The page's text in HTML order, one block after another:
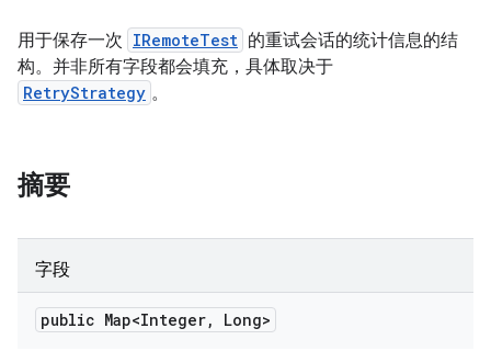
用于保存一次 IRemoteTest 的重试会话的统计信息的结
构。并非所有字段都会填充，具体取决于
RetryStrategy 。
摘要
字段
public Map<Integer, Long>